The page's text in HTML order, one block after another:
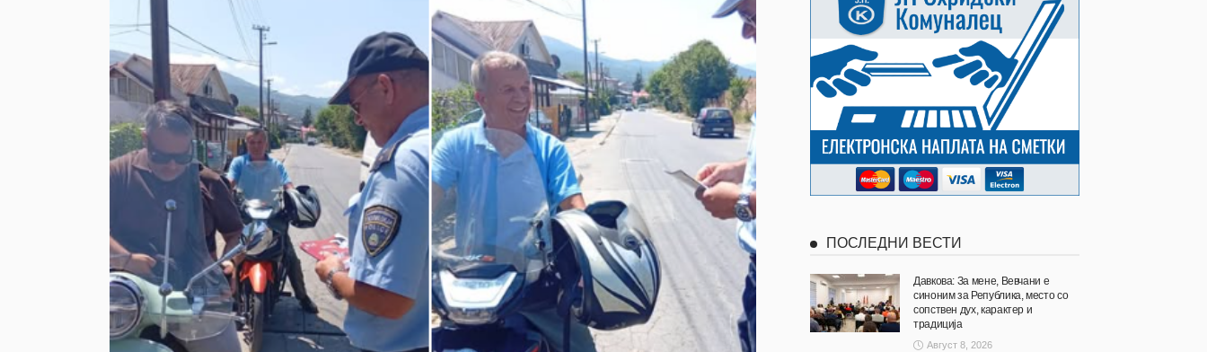
ПОСЛЕДНИ ВЕСТИ
Давкова: За мене, Вевчани е
синоним за Република, место со
сопствен дух, карактер и
традиција
Август 8, 2026